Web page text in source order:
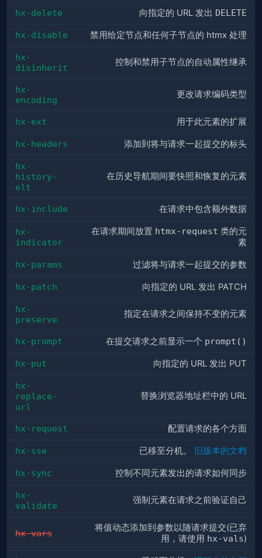
hx-delete 向指定的 URL 发出 DELETE
hx-disable 禁用给定节点和任何子节点的 htmx 处理
hx-
disinherit
控制和禁用子节点的自动属性继承
hx-
encoding
更改请求编码类型
hx-ext 用于此元素的扩展
hx-headers 添加到将与请求一起提交的标头
hx-
history-
elt
在历史导航期间要快照和恢复的元素
hx-include 在请求中包含额外数据
hx-
indicator
在请求期间放置 htmx-request 类的元
素
hx-params 过滤将与请求一起提交的参数
hx-patch 向指定的 URL 发出 PATCH
hx-
preserve
指定在请求之间保持不变的元素
hx-prompt 在提交请求之前显示一个 prompt()
hx-put 向指定的 URL 发出 PUT
hx-
replace-
url
替换浏览器地址栏中的 URL
hx-request 配置请求的各个方面
hx-sse 已移至分机。 旧版本的文档
hx-sync 控制不同元素发出的请求如何同步
hx-
validate
强制元素在请求之前验证自己
hx-vars
将值动态添加到参数以随请求提交(已弃
用，请使用 hx-vals)